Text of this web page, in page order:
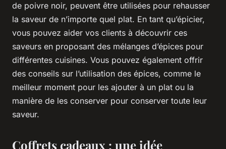
de poivre noir, peuvent être utilisées pour rehausser
la saveur de n’importe quel plat. En tant qu’épicier,
vous pouvez aider vos clients à découvrir ces
saveurs en proposant des mélanges d’épices pour
différentes cuisines. Vous pouvez également offrir
des conseils sur l’utilisation des épices, comme le
meilleur moment pour les ajouter à un plat ou la
manière de les conserver pour conserver toute leur
saveur.
Coffrets cadeaux : une idée